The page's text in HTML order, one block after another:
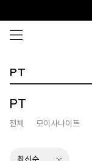
PT
PT
전체 모이사나이트